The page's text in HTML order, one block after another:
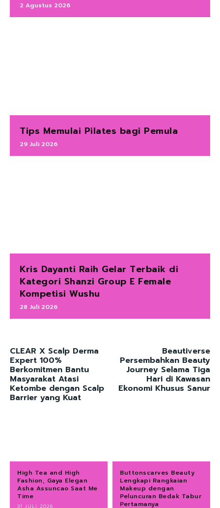
2 Agustus 2026
Tips Memulai Pilates bagi Pemula
29 Juli 2026
Kris Dayanti Raih Gelar Terbaik di
Kategori Shanzi Group E Female
Kompetisi Wushu
28 Juli 2026
CLEAR X Scalp Derma
Expert 100%
Berkomitmen Bantu
Masyarakat Atasi
Ketombe dengan Scalp
Barrier yang Kuat
Beautiverse
Persembahkan Beauty
Journey Selama Tiga
Hari di Kawasan
Ekonomi Khusus Sanur
High Tea and High
Fashion, Gaya Elegan
Asha Assuncao Saat Me
Time
31 JULI 2026
Buttonscarves Beauty
Lengkapi Rangkaian
Makeup dengan
Peluncuran Bedak Tabur
Pertamanya